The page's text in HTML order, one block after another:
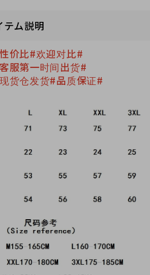
テム説明
价比#欢迎对比#
服第一时间出货#
货仓发货#品质保证#